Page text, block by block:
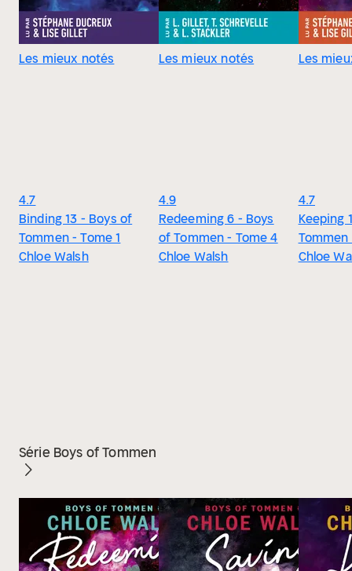
Les mieux notés
4.7
Binding 13 - Boys of
Tommen - Tome 1
Chloe Walsh
Les mieux notés
4.9
Redeeming 6 - Boys
of Tommen - Tome 4
Chloe Walsh
Les
4.7
Keeping
Tommen
Chloe
Série Boys of Tommen